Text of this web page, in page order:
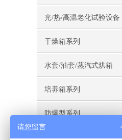
光/热/高温老化试验设备
干燥箱系列
水套/油套/蒸汽式烘箱
培养箱系列
防爆型系列
综合试验箱系列
请您留言